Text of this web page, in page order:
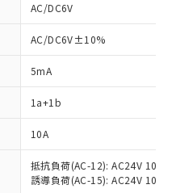
AC/DC6V
AC/DC6V±10%
5mA
1a+1b
10A
抵抗負荷(AC-12): AC24V 10A/
誘導負荷(AC-15): AC24V
提供可能な商品で
える予定のある
指令（10物質）の
、対応品を出す予
指令（10物質）の